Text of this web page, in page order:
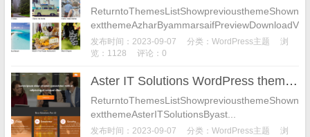
ReturntoThemesListShowpreviousthemeShown
extthemeAzharByammarsaifPreviewDownloadV
er...
发布时间：2023-09-07 分类： WordPress主题
浏
览：1128
评论：0
Aster IT Solutions WordPress theme 博客主题下载
ReturntoThemesListShowpreviousthemeShown
extthemeAsterITSolutionsByast...
发布时间：2023-09-07 分类： WordPress主题
浏